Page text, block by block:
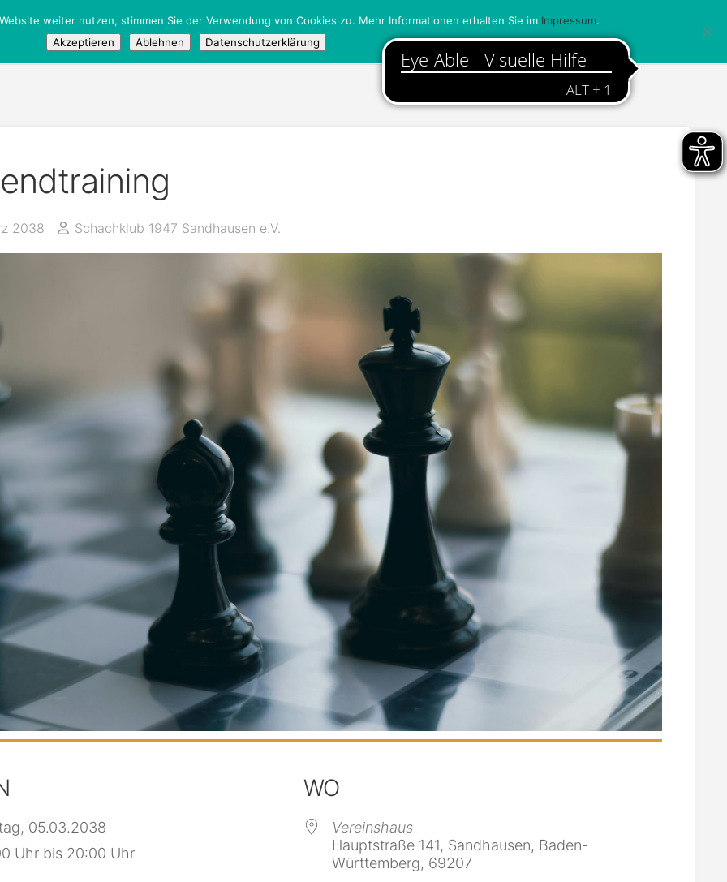
Jugendmeisterschaft
/Öffentlich
2038 Schachklub 1947 Sandhausen e.V.
05.03.2038
Uhr bis 20:00 Uhr
WO
Vereinshaus
Hauptstraße 141, Sandhausen, Baden-
Württemberg, 69207
weiter nutzen, stimmen Sie der Verwendung von Cookies zu. Mehr Informationen erhalten Sie im Impressum.
Akzeptieren
Ablehnen Datenschutzerklärung